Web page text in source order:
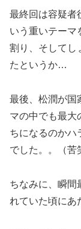
最終回は容疑者
いう重いテーマ
割り、そしてし
たというか…
最後、松潤が国
マの中でも最大
ちになるのかハ
でした。。（苦
ちなみに、瞬間
れていた頃にあ